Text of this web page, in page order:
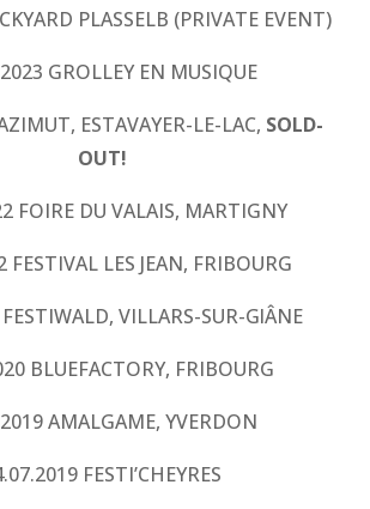
PLASSELB (PRIVATE EVENT)
GROLLEY EN MUSIQUE
ESTAVAYER-LE-LAC, SOLD-
OUT!
FOIRE DU VALAIS, MARTIGNY
FESTIVAL LES JEAN, FRIBOURG
VILLARS-SUR-GlÂNE
BLUEFACTORY, FRIBOURG
AMALGAME, YVERDON
FESTI’CHEYRES